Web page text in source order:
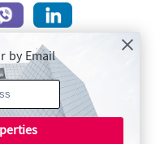
by Email